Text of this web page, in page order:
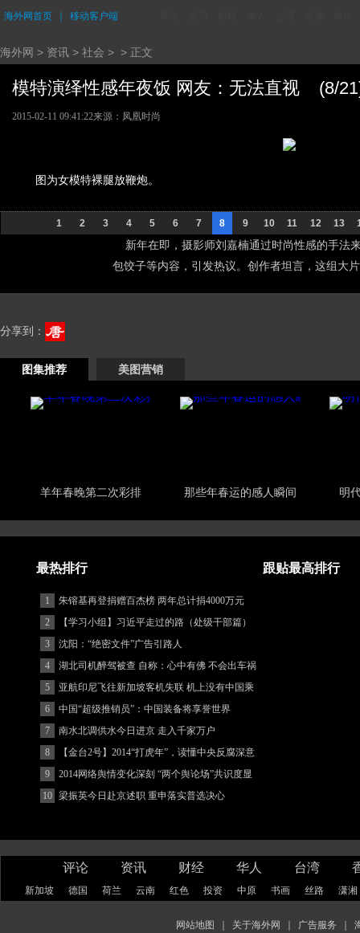
海外网首页 移动客户端
海外网 > 资讯 > 社会 > > 正文
模特演绎性感年夜饭 网友：无法直视 (8/
2015-02-11 09:41:22来源：凤凰时尚
图为女模特裸腿放鞭炮。
1 2 3 4 5 6 7 8 9 10 11 12 13
新年在即，摄影师刘嘉楠通过时尚性感的手法
包饺子等内容，引发热议。创作者坦言，这组大
分享到：
图集推荐 美图营销
羊年春晚第二次彩排 那些年春运的感人瞬间 明
最热排行 跟贴最高排行
1
朱镕基再登捐赠百杰榜 两年总计捐4000万元
2
【学习小组】习近平走过的路（处级干部篇）
3
沈阳：“绝密文件”广告引路人
4
湖北司机醉驾被查 自称：心中有佛 不会出车祸
(图)
5
亚航印尼飞往新加坡客机失联 机上没有中国乘
客
6
中国“超级推销员”：中国装备将享誉世界
7
南水北调供水今日进京 走入千家万户
8
【金台2号】2014“打虎年”，读懂中央反腐深意
9
2014网络舆情变化深刻 “两个舆论场”共识度显
著增强
10 梁振英今日赴京述职 重申落实普选决心
评论 资讯 财经 华人 台湾
新加坡 德国 荷兰 云南 红色 投资 中原 书画 丝路 潇湘
网站地图 关于海外网 广告服务